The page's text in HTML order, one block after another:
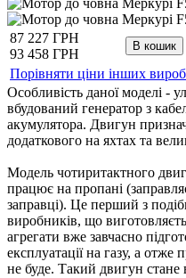
87 227 ГРН
93 458 ГРН
Порівняти ціни інших
Особливість даної моделі -
вбудований генератор з
акумулятора. Двигун
додаткового на яхтах та
Модель чотиритактного
працює на пропані
заправці). Це перший з
виробників, що
агрегати вже завчасно
експлуатації на газу, а
не буде. Такий двигун стане